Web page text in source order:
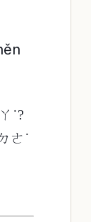
˙?
ㄜ˙